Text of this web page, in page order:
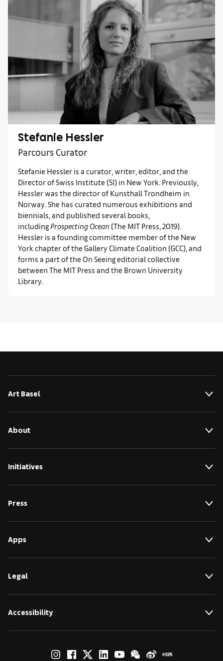
Stefanie Hessler
Parcours Curator
Stefanie Hessler is a curator, writer, editor, and the
Director of Swiss Institute (SI) in New York. Previously,
Hessler was the director of Kunsthall Trondheim in
Norway. She has curated numerous exhibitions and
biennials, and published several books,
including Prospecting Ocean (The MIT Press, 2019).
Hessler is a founding committee member of the New
York chapter of the Gallery Climate Coalition (GCC), and
forms a part of the On Seeing editorial collective
between The MIT Press and the Brown University
Library.
Art Basel
About
Initiatives
Press
Apps
Legal
Accessibility